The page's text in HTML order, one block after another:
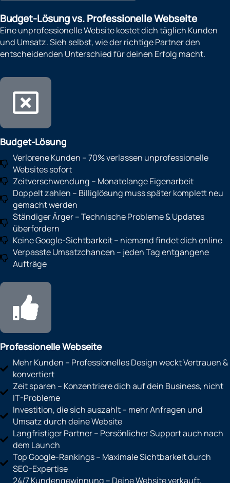
Budget-Lösung vs. Professionelle Webseite
Eine unprofessionelle Website kostet dich täglich Kunden
und Umsatz. Sieh selbst, wie der richtige Partner den
entscheidenden Unterschied für deinen Erfolg macht.
Budget-Lösung
Verlorene Kunden – 70% verlassen unprofessionelle
Websites sofort
Zeitverschwendung – Monatelange Eigenarbeit
Doppelt zahlen – Billiglösung muss später komplett neu
gemacht werden
Ständiger Ärger – Technische Probleme & Updates
überfordern
Keine Google-Sichtbarkeit – niemand findet dich online
Verpasste Umsatzchancen – jeden Tag entgangene
Aufträge
Professionelle Webseite
Mehr Kunden – Professionelles Design weckt Vertrauen &
konvertiert
Zeit sparen – Konzentriere dich auf dein Business, nicht
IT-Probleme
Investition, die sich auszahlt – mehr Anfragen und
Umsatz durch deine Website
Langfristiger Partner – Persönlicher Support auch nach
dem Launch
Top Google-Rankings – Maximale Sichtbarkeit durch
SEO-Expertise
24/7 Kundengewinnung – Deine Website verkauft,